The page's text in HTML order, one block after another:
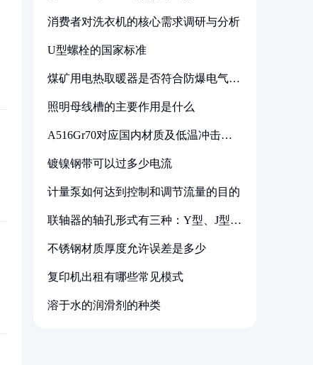
消费者对洗衣机的核心需求调研与分析
U型螺栓的国家标准
煤矿用电热取暖器是否符合防爆电气设
照明母线槽的主要作用是什么
A516Gr70对应国内材质及低温冲击要
镀镍钢带可以过多少电流
计量泵如何达到控制和调节流量的目的
联轴器的轴孔形式有三种：Y型、J型、
不锈钢材质厚度允许误差是多少
复印机出租有哪些常见模式
溶于水的润滑剂的种类